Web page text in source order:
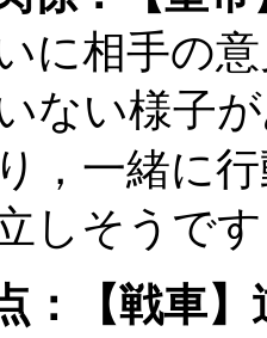
に相手の
ない様子
，一緒に
しそうで
：【戦車】